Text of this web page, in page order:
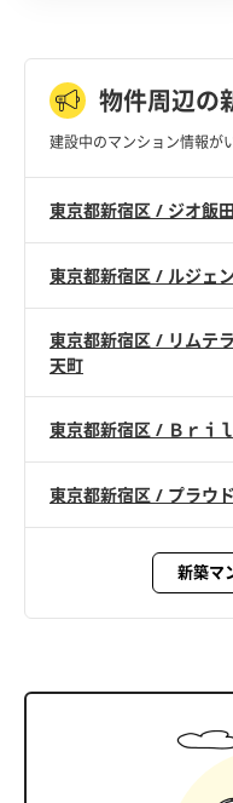
物件周辺の
建設中のマンション情報が
東京都新宿区 / ジオ飯
東京都新宿区 / ルジェ
東京都新宿区 / リムテ
天町
東京都新宿区 / Ｂｒｉ
東京都新宿区 / プラウ
新築マ